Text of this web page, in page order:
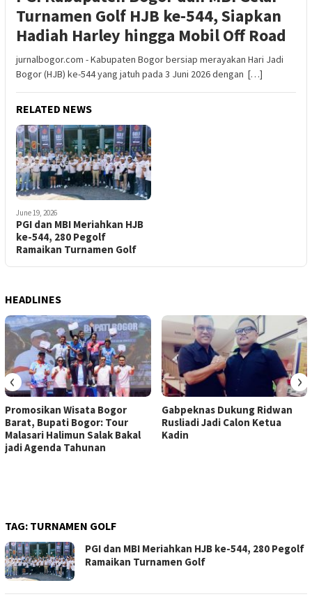
Turnamen Golf HJB ke-544, Siapkan
Hadiah Harley hingga Mobil Off Road
jurnalbogor.com - Kabupaten Bogor bersiap merayakan Hari Jadi
Bogor (HJB) ke-544 yang jatuh pada 3 Juni 2026 dengan […]
RELATED NEWS
June 19, 2026
PGI dan MBI Meriahkan HJB
ke-544, 280 Pegolf
Ramaikan Turnamen Golf
HEADLINES
Promosikan Wisata Bogor
Barat, Bupati Bogor: Tour
Malasari Halimun Salak Bakal
jadi Agenda Tahunan
Gabpeknas Dukung Ridwan
Rusliadi Jadi Calon Ketua
Kadin
‹ ›
TAG: TURNAMEN GOLF
PGI dan MBI Meriahkan HJB ke-544, 280 Pegolf
Ramaikan Turnamen Golf